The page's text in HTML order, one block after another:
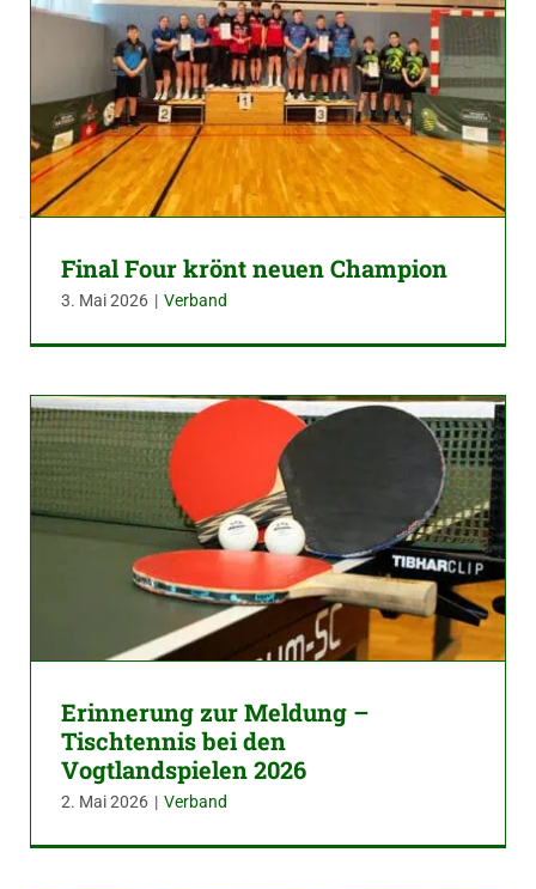
Final Four krönt neuen Champion
3. Mai 2026 | Verband
Erinnerung zur Meldung –
Tischtennis bei den
Vogtlandspielen 2026
2. Mai 2026 | Verband